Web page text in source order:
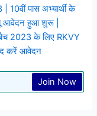
पास अभ्यार्थी के
आवेदन हुआ शुरू |
2023 के लिए RKVY
करें आवेदन
Join Now